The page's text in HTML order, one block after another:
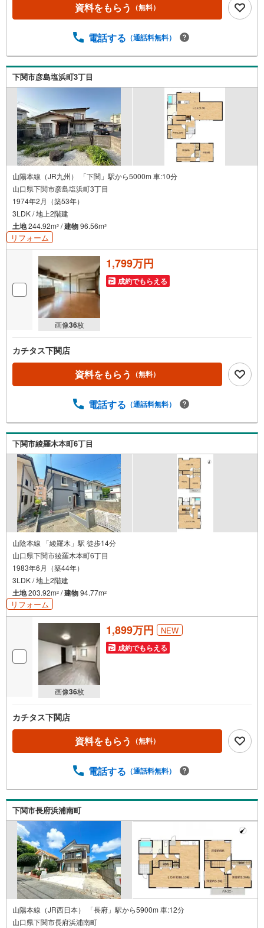
資料をもらう （無料）
電話する （通話料無料）
下関市彦島塩浜町3丁目
山陽本線（JR九州） 「下関」駅から5000m 車:10分
山口県下関市彦島塩浜町3丁目
1974年2月（築53年）
3LDK / 地上2階建
土地244.92m2 /建物96.56m2
リフォーム
画像36枚
1,799万円
成約でもらえる
カチタス下関店
資料をもらう （無料）
電話する （通話料無料）
下関市綾羅木本町6丁目
山陰本線 「綾羅木」駅 徒歩14分
山口県下関市綾羅木本町6丁目
1983年6月（築44年）
3LDK / 地上2階建
土地203.92m2 /建物94.77m2
リフォーム
画像36枚
1,899万円 NEW
成約でもらえる
カチタス下関店
資料をもらう （無料）
電話する （通話料無料）
下関市長府浜浦南町
山陽本線（JR西日本） 「長府」駅から5900m 車:12分
山口県下関市長府浜浦南町